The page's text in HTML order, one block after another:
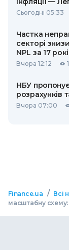
Сьогодні 05:33
Частка
секторі
NPL за 17
Вчора 12:12
НБУ
розрахунків
Вчора 07:00
Finance.ua / Всі
масштабну